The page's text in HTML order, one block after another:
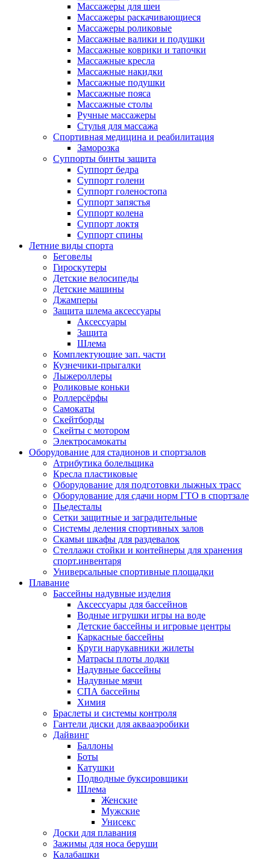
Массажеры для шеи
Массажеры раскачивающиеся
Массажеры роликовые
Массажные валики и подушки
Массажные коврики и тапочки
Массажные кресла
Массажные накидки
Массажные подушки
Массажные пояса
Массажные столы
Ручные массажеры
Стулья для массажа
Спортивная медицина и реабилитация
Заморозка
Суппорты бинты защита
Суппорт бедра
Суппорт голени
Суппорт голеностопа
Суппорт запястья
Суппорт колена
Суппорт локтя
Суппорт спины
Летние виды спорта
Беговелы
Гироскутеры
Детские велосипеды
Детские машины
Джамперы
Защита шлема аксессуары
Аксессуары
Защита
Шлема
Комплектующие зап. части
Кузнечики-прыгалки
Лыжероллеры
Роликовые коньки
Роллерсёрфы
Самокаты
Скейтборды
Скейты с мотором
Электросамокаты
Оборудование для стадионов и спортзалов
Атрибутика болельщика
Кресла пластиковые
Оборудование для подготовки лыжных трасс
Оборудование для сдачи норм ГТО в спортзале
Пьедесталы
Сетки защитные и заградительные
Системы деления спортивных залов
Скамьи шкафы для раздевалок
Стеллажи стойки и контейнеры для хранения
спорт.инвентаря
Универсальные спортивные площадки
Плавание
Бассейны надувные изделия
Аксессуары для бассейнов
Водные игрушки игры на воде
Детские бассейны и игровые центры
Каркасные бассейны
Круги нарукавники жилеты
Матрасы плоты лодки
Надувные бассейны
Надувные мячи
СПА бассейны
Химия
Браслеты и системы контроля
Гантели диски для аквааэробики
Дайвинг
Баллоны
Боты
Катушки
Подводные буксировщики
Шлема
Женские
Мужские
Унисекс
Доски для плавания
Зажимы для носа беруши
Калабашки